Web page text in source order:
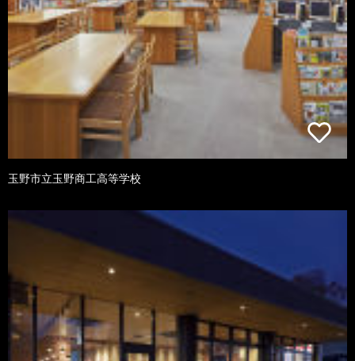
玉野市立玉野商工高等学校